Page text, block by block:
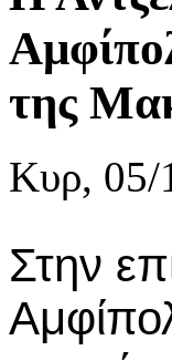
της
Κυρ, 05/
Στην